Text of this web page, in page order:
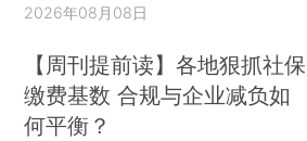
2026年08月08日
【周刊提前读】各地狠抓社保
缴费基数 合规与企业减负如
何平衡？